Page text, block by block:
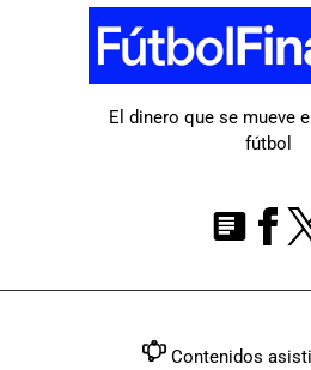
El dinero que se mueve
fútbol
Contenidos